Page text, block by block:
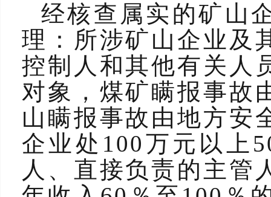
经核查属实的矿山
理：所涉矿山企业及
控制人和其他有关人
对象，煤矿瞒报事故
山瞒报事故由地方安
企业处100万元以上
人、直接负责的主管